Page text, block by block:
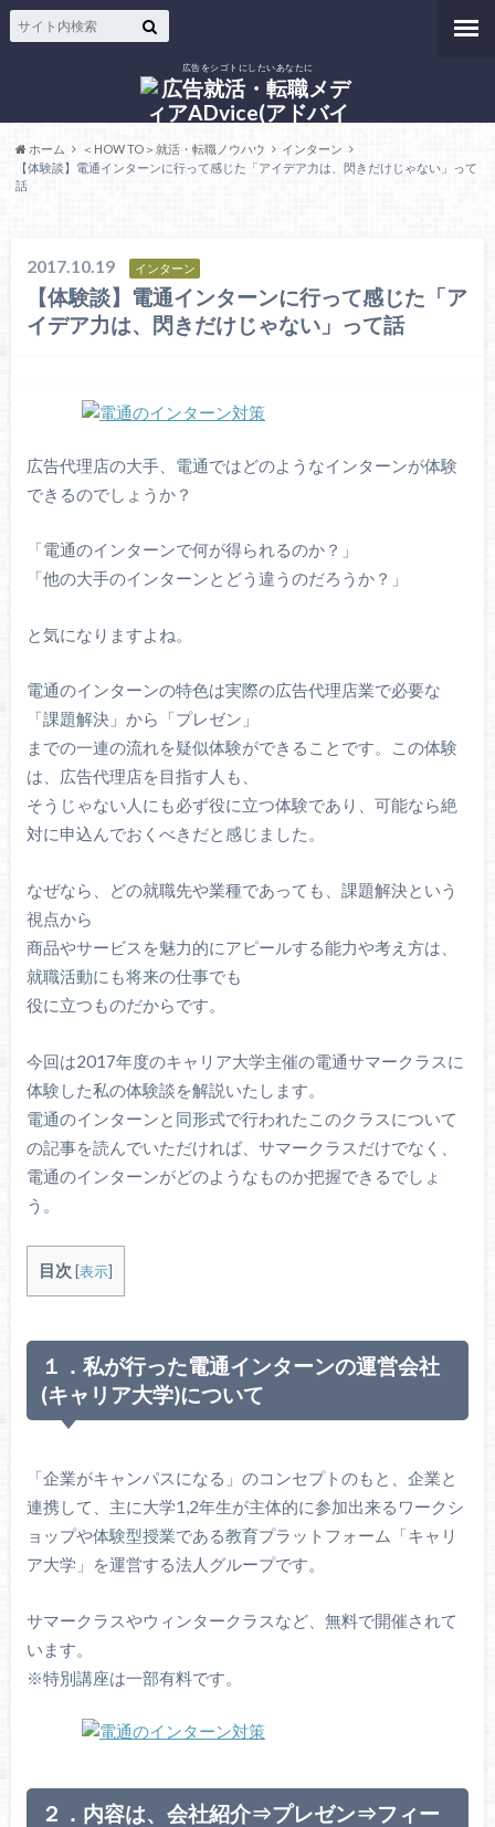
広告をシゴトにしたいあなたに
ホーム ＜HOW TO＞就活・転職ノウハウ
インターン
【体験談】電通インターンに行って感じた「アイデア力は、閃きだけじゃない」って
話
2017.10.19 インターン
【体験談】電通インターンに行って感じた「ア
イデア力は、閃きだけじゃない」って話
広告代理店の大手、電通ではどのようなインターンが体験
できるのでしょうか？
「電通のインターンで何が得られるのか？」
「他の大手のインターンとどう違うのだろうか？」
と気になりますよね。
電通のインターンの特色は実際の広告代理店業で必要な
「課題解決」から「プレゼン」
までの一連の流れを疑似体験ができることです。この体験
は、広告代理店を目指す人も、
そうじゃない人にも必ず役に立つ体験であり、可能なら絶
対に申込んでおくべきだと感じました。
なぜなら、どの就職先や業種であっても、課題解決という
視点から
商品やサービスを魅力的にアピールする能力や考え方は、
就職活動にも将来の仕事でも
役に立つものだからです。
今回は2017年度のキャリア大学主催の電通サマークラスに
体験した私の体験談を解説いたします。
電通のインターンと同形式で行われたこのクラスについて
の記事を読んでいただければ、サマークラスだけでなく、
電通のインターンがどのようなものか把握できるでしょ
う。
目次 [表示]
１．私が行った電通インターンの運営会社
(キャリア大学)について
「企業がキャンパスになる」のコンセプトのもと、企業と
連携して、主に大学1,2年生が主体的に参加出来るワークシ
ョップや体験型授業である教育プラットフォーム「キャリ
ア大学」を運営する法人グループです。
サマークラスやウィンタークラスなど、無料で開催されて
います。
※特別講座は一部有料です。
２．内容は、会社紹介⇒プレゼン⇒フィー